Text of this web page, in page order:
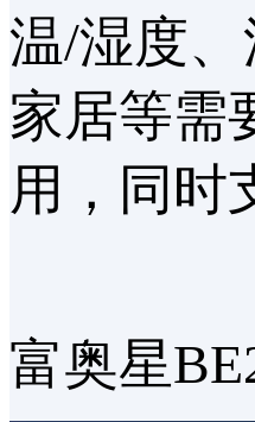
温/湿度
家居等需
用，同时
富奥星